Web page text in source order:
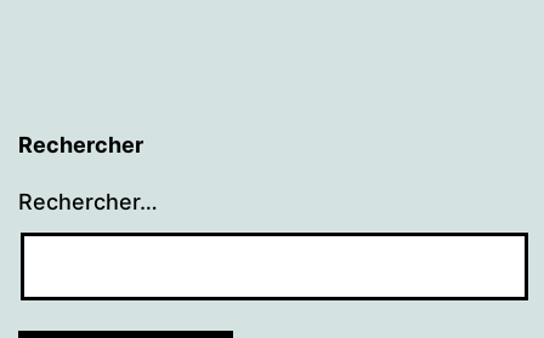
Rechercher
Rechercher…